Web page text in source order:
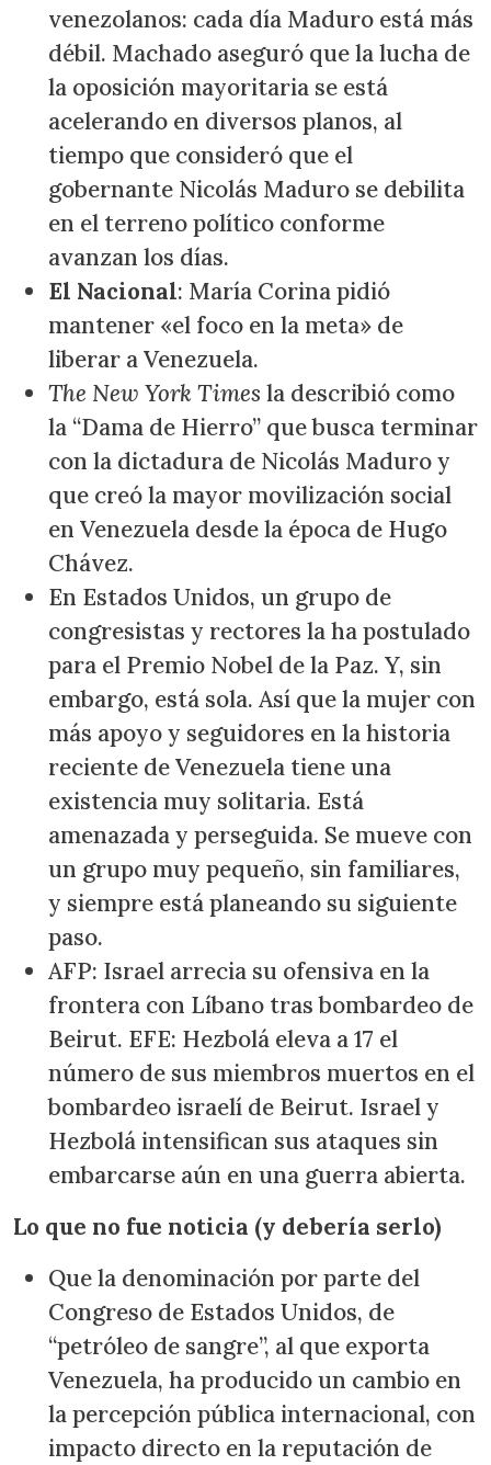
venezolanos: cada día Maduro está más
débil. Machado aseguró que la lucha de
la oposición mayoritaria se está
acelerando en diversos planos, al
tiempo que consideró que el
gobernante Nicolás Maduro se debilita
en el terreno político conforme
avanzan los días.
El Nacional: María Corina pidió
mantener «el foco en la meta» de
liberar a Venezuela.
The New York Times la describió como
la “Dama de Hierro” que busca terminar
con la dictadura de Nicolás Maduro y
que creó la mayor movilización social
en Venezuela desde la época de Hugo
Chávez.
En Estados Unidos, un grupo de
congresistas y rectores la ha postulado
para el Premio Nobel de la Paz. Y, sin
embargo, está sola. Así que la mujer con
más apoyo y seguidores en la historia
reciente de Venezuela tiene una
existencia muy solitaria. Está
amenazada y perseguida. Se mueve con
un grupo muy pequeño, sin familiares,
y siempre está planeando su siguiente
paso.
AFP: Israel arrecia su ofensiva en la
frontera con Líbano tras bombardeo de
Beirut. EFE: Hezbolá eleva a 17 el
número de sus miembros muertos en el
bombardeo israelí de Beirut. Israel y
Hezbolá intensifican sus ataques sin
embarcarse aún en una guerra abierta.
Lo que no fue noticia (y debería serlo)
Que la denominación por parte del
Congreso de Estados Unidos, de
“petróleo de sangre”, al que exporta
Venezuela, ha producido un cambio en
la percepción pública internacional, con
impacto directo en la reputación de